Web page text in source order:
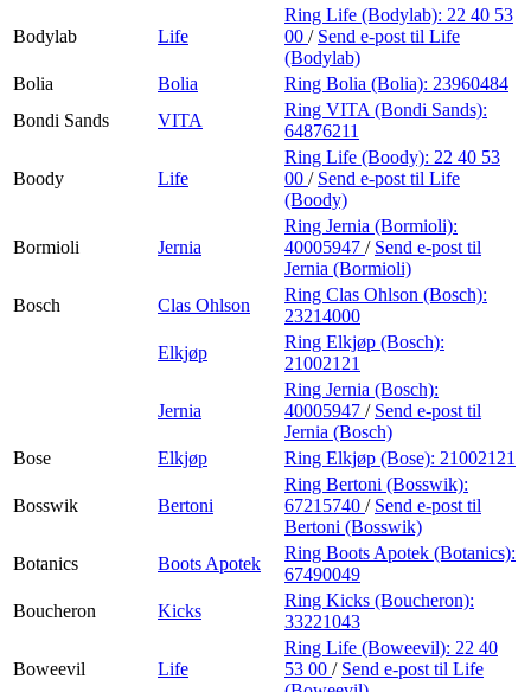
Bodylab Life
Ring Life (Bodylab): 22 40 53
00 / Send e-post til Life
(Bodylab)
Bolia
Bolia Ring Bolia (Bolia): 23960484
Bondi Sands
VITA
Ring VITA (Bondi Sands):
64876211
Boody Life
Ring Life (Boody): 22 40 53
00 / Send e-post til Life
(Boody)
Bormioli Jernia
Ring Jernia (Bormioli):
40005947 / Send e-post til
Jernia (Bormioli)
Bosch
Clas Ohlson
Ring Clas Ohlson (Bosch):
23214000
Elkjøp
Ring Elkjøp (Bosch):
21002121
Jernia
Ring Jernia (Bosch):
40005947 / Send e-post til
Jernia (Bosch)
Bose
Elkjøp Ring Elkjøp (Bose): 21002121
Bosswik Bertoni
Ring Bertoni (Bosswik):
67215740 / Send e-post til
Bertoni (Bosswik)
Botanics
Boots Apotek
Ring Boots Apotek (Botanics):
67490049
Boucheron
Kicks
Ring Kicks (Boucheron):
33221043
Boweevil Life
Ring Life (Boweevil): 22 40
53 00 / Send e-post til Life